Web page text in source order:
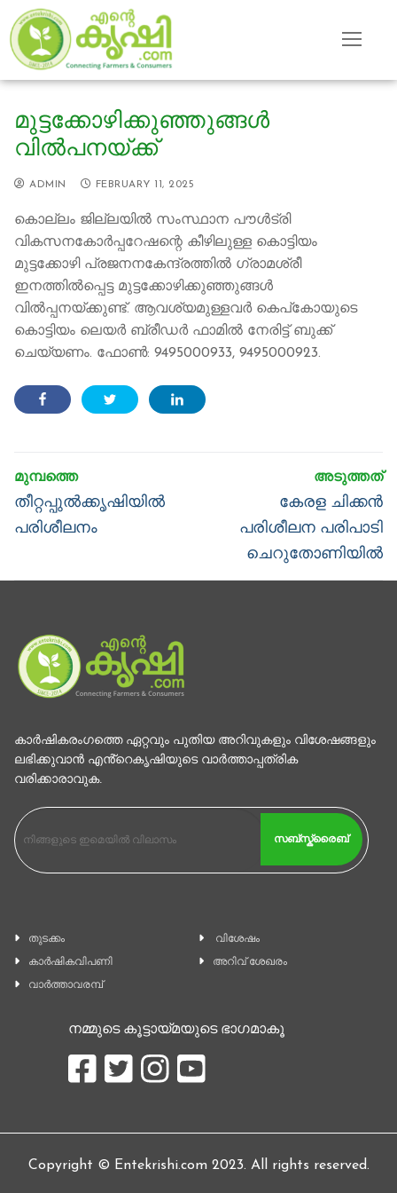
Skip
to
content
മുട്ടക്കോഴിക്കുഞ്ഞുങ്ങൾ
വിൽപനയ്ക്ക്
ADMIN FEBRUARY 11, 2025
കൊല്ലം ജില്ലയില്‍ സംസ്ഥാന പൗൾട്രി
വികസനകോർപ്പറേഷന്റെ കീഴിലുള്ള കൊട്ടിയം
മുട്ടക്കോഴി പ്രജനനകേന്ദ്രത്തിൽ ഗ്രാമശ്രീ
ഇനത്തിൽപ്പെട്ട മുട്ടക്കോഴിക്കുഞ്ഞുങ്ങൾ
വിൽപ്പനയ്ക്കുണ്ട്. ആവശ്യമുള്ളവർ കെപ്കോയുടെ
കൊട്ടിയം ലെയർ ബ്രീഡർ ഫാമിൽ നേരിട്ട് ബുക്ക്
ചെയ്യണം. ഫോൺ: 9495000933, 9495000923.
navigation
Previous
post:
തീറ്റപ്പുൽക്കൃഷിയില്‍
പരിശീലനം
Next
post:
കേരള ചിക്കൻ
പരിശീലന പരിപാടി
ചെറുതോണിയില്‍
കാര്‍ഷികരംഗത്തെ ഏറ്റവും പുതിയ അറിവുകളും വിശേഷങ്ങളും
ലഭിക്കുവാന്‍ എൻ്റെകൃഷിയുടെ വാര്‍ത്താപ്പത്രിക
വരിക്കാരാവുക.
സബ്സ്ക്രൈബ്
തുടക്കം
കാ‍ർഷികവിപണി
വാര്‍ത്താവരമ്പ്
വിശേഷം
അറിവ് ശേഖരം
നമ്മുടെ കൂട്ടായ്മയുടെ ഭാഗമാകൂ
Copyright © Entekrishi.com 2023. All rights reserved.